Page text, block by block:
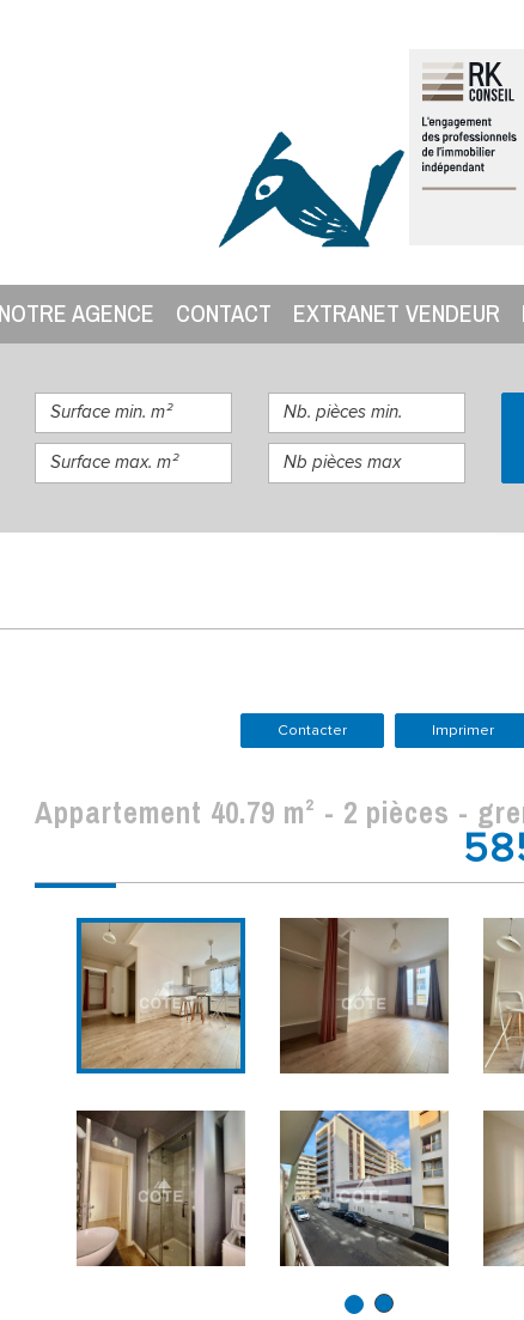
NOTRE AGENCE CONTACT EXTRANET VENDEUR
Contacter Imprimer
appartement 40.79 m² - 2 pièces -